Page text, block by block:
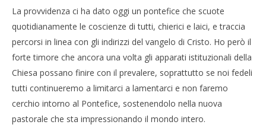
La provvidenza ci ha dato oggi un pontefice che scuote
quotidianamente le coscienze di tutti, chierici e laici, e traccia
percorsi in linea con gli indirizzi del vangelo di Cristo. Ho però il
forte timore che ancora una volta gli apparati istituzionali della
Chiesa possano finire con il prevalere, soprattutto se noi fedeli
tutti continueremo a limitarci a lamentarci e non faremo
cerchio intorno al Pontefice, sostenendolo nella nuova
pastorale che sta impressionando il mondo intero.